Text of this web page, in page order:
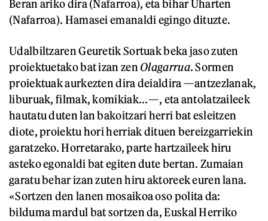
Beran ariko dira (Nafarroa), eta bihar Uharten
(Nafarroa). Hamasei emanaldi egingo dituzte.
Udalbiltzaren Geuretik Sortuak beka jaso zuten
proiektuetako bat izan zen Olagarrua. Sormen
proiektuak aurkezten dira deialdira —antzezlanak,
liburuak, filmak, komikiak...—, eta antolatzaileek
hautatu duten lan bakoitzari herri bat esleitzen
diote, proiektu hori herriak dituen bereizgarriekin
garatzeko. Horretarako, parte hartzaileek hiru
asteko egonaldi bat egiten dute bertan. Zumaian
garatu behar izan zuten hiru aktoreek euren lana.
«Sortzen den lanen mosaikoa oso polita da:
bilduma mardul bat sortzen da, Euskal Herriko